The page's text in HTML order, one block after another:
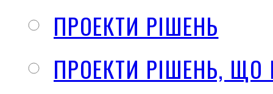
ПРОЕКТИ РІШЕНЬ
ПРОЕКТИ РІШЕНЬ,